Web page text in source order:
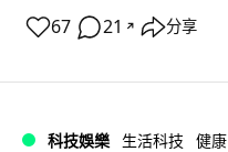
67 21 ↗ 分享
科技娛樂 生活科技 健康